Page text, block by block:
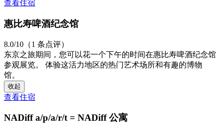
查看住宿
惠比寿啤酒纪念馆
8.0/10（1 条点评）
东京之旅期间，您可以花一个下午的时间在惠比寿啤酒纪念馆
参观展览。 体验这活力地区的热门艺术场所和有趣的博物
馆。
收起
查看住宿
NADiff a/p/a/r/t = NADiff 公寓